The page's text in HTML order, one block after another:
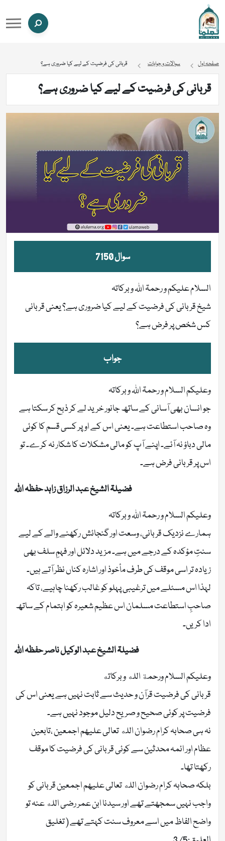
صفحہ اول سوالات و جوابات قربانی کی فرضیت کے لیے کیا ضروری ہے؟
قربانی کی فرضیت کے لیے کیا ضروری ہے؟
سوال 7150
السلام علیکم و رحمۃ اللہ وبرکاتہ
شیخ قربانی کی فرضیت کے لیے کیا ضروری ہے؟ یعنی قربانی
کس شخص پر فرض ہے؟
جواب
وعلیکم السلام و رحمۃ اللہ وبرکاتہ
جو انسان بھی آسانی کے ساتھ جانور خرید لے کر ذبح کر سکتا ہے
وہ صاحب استطاعت ہے۔ یعنی اس کے اوپر کسی قسم کا کوئی
مالی دباؤ نہ آئے۔ اپنے آپ کو مالی مشکلات کا شکار نہ کرے۔ تو
اس پر قربانی فرض ہے۔
فضیلۃ الشیخ عبد الرزاق زاہد حفظہ اللہ
وعلیکم السلام و رحمۃ اللہ وبرکاتہ
ہمارے نزدیک قربانی، وسعت اور گنجائش رکھنے والے کے لیے
سنتِ مؤکدہ کے درجے میں ہے۔ مزید دلائل اور فہمِ سلف بھی
زیادہ تر اسی موقف کی طرف مأخوذ اور اشارہ کناں نظر آتے ہیں۔
لہذا اس مسئلے میں ترغیبی پہلو کو غالب رکھنا چاہیے، تاکہ
صاحبِ استطاعت مسلمان اس عظیم شعیرہ کو اہتمام کے ساتھ
ادا کریں۔
فضیلۃ الشیخ عبد الوکیل ناصر حفظہ اللہ
وعليكم السلام ورحمة الله وبركاته
قربانی کی فرضیت قرآن و حدیث سے ثابت نہیں ہے یعنی اس کی
فرضیت پر کوئی صحیح و صریح دلیل موجود نہیں ہے۔
نہ ہی صحابہ کرام رضوان الله تعالی علیھم اجمعین ،تابعین
عظام اور ائمہ محدثین سے کوئی قربانی کی فرضیت کا موقف
رکھتا تھا۔
بلکہ صحابہ کرام رضوان الله تعالی علیھم اجمعین قربانی کو
واجب نہیں سمجھتے تھے اور سیدنا ابن عمر رضی الله عنہ تو
واضح الفاظ میں اسے معروف سنت کہتے تھے ( تغليق